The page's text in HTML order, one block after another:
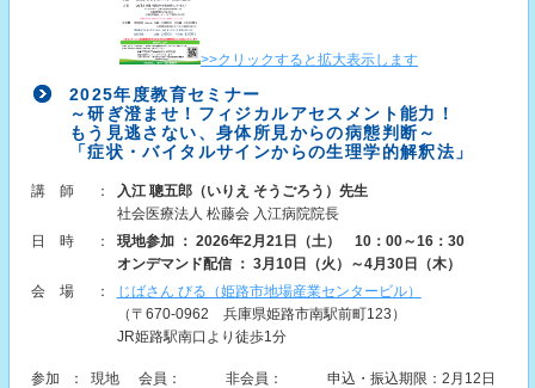
>>クリックすると拡大表示します
2025年度教育セミナー
～研ぎ澄ませ！フィジカルアセスメント能力！
もう見逃さない、身体所見からの病態判断～
「症状・バイタルサインからの生理学的解釈法」
講師 ：
入江 聰五郎（いりえ そうごろう）先生
社会医療法人 松藤会 入江病院院長
日時
：
現地参加 ： 2026年2月21日（土） 10：00～16：30
オンデマンド配信 ： 3月10日（火）～4月30日（木）
会場
：
じばさん びる（姫路市地場産業センタービル）
（〒670-0962 兵庫県姫路市南駅前町123）
JR姫路駅南口より徒歩1分
参加
：
現地
会員：
非会員：
申込・振込期限：2月12日